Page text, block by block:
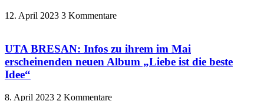
12. April 2023 3 Kommentare
UTA BRESAN: Infos zu ihrem im Mai
erscheinenden neuen Album „Liebe ist die beste
Idee“
8. April 2023 2 Kommentare